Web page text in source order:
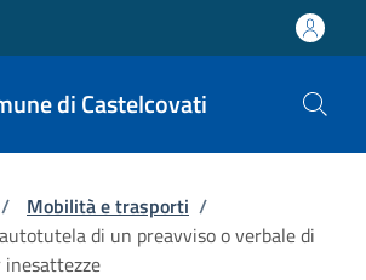
di Castelcovati
pane
/ Mobilità e trasporti /
di un preavviso o verbale di